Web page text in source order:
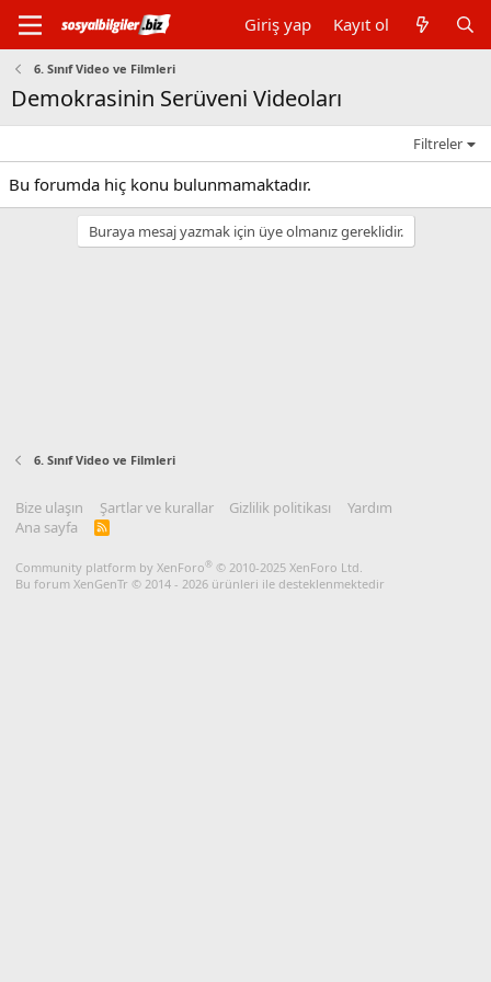
Giriş yap Kayıt ol
6. Sınıf Video ve Filmleri
Demokrasinin Serüveni Videoları
Filtreler
Bu forumda hiç konu bulunmamaktadır.
Buraya mesaj yazmak için üye olmanız gereklidir.
6. Sınıf Video ve Filmleri
Bize ulaşın Şartlar ve kurallar Gizlilik politikası
Yardım
Ana sayfa
R
Community platform by XenForo® © 2010-2025 XenForo Ltd.
Bu forum XenGenTr © 2014 - 2026 ürünleri ile desteklenmektedir